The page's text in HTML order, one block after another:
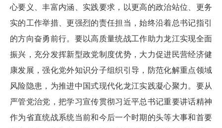
心要义、丰富内涵、实践要求，以更高的政治站位、更务
实的工作举措、更强烈的责任担当，始终沿着总书记指引
的方向奋勇前行。要以高质量统战工作助力龙江实现全面
振兴，充分发挥新型政党制度优势，大力促进民营经济健
康发展，强化党外知识分子组织引导，防范化解重点领域
风险隐患，为推进中国式现代化龙江实践凝心聚力。要从
严管党治党，把学习宣传贯彻习近平总书记重要讲话精神
作为省直统战系统当前和今后一个时期的头等大事和首要